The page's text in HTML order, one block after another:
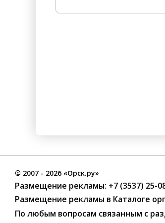
© 2007 - 2026 «Орск.ру»
Размещение рекламы: +7 (3537) 25-
Размещение рекламы в Каталоге
По любым вопросам связанным с